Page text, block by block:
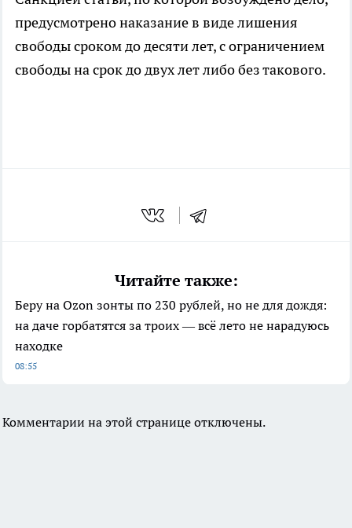
предусмотрено наказание в виде лишения
свободы сроком до десяти лет, с ограничением
свободы на срок до двух лет либо без такового.
Читайте также:
Беру на Ozon зонты по 230 рублей, но не для дождя:
на даче горбатятся за троих — всё лето не нарадуюсь
находке
08:55
Комментарии на этой странице отключены.